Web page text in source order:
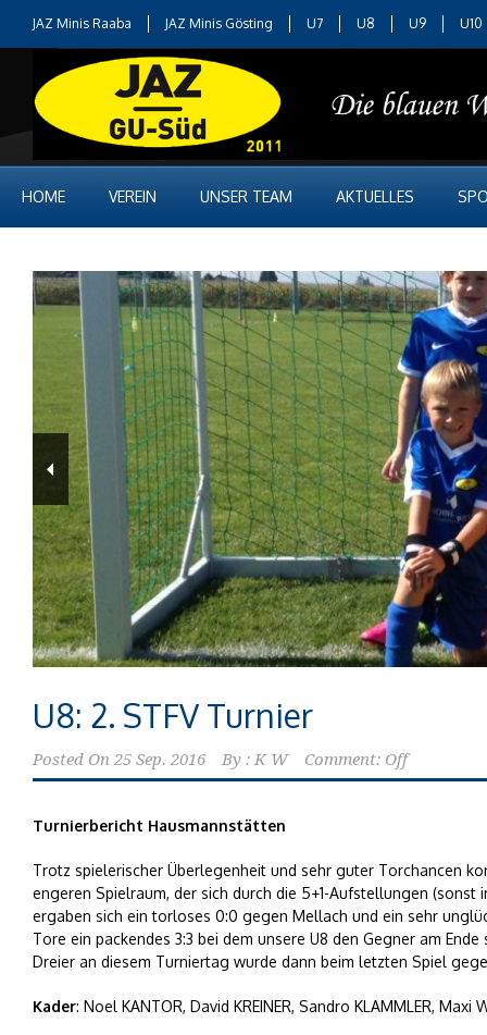
JAZ Minis Raaba JAZ Minis Gösting U7 U8 U9 U10
HOME VEREIN UNSER TEAM AKTUELLES
U8: 2. STFV Turnier
Posted On 25 Sep. 2016 By : K W Comment: Off
Turnierbericht Hausmannstätten
Trotz spielerischer Überlegenheit und sehr guter Torchancen
engeren Spielraum, der sich durch die 5+1-Aufstellungen
ergaben sich ein torloses 0:0 gegen Mellach und ein sehr
Tore ein packendes 3:3 bei dem unsere U8 den Gegner am
Dreier an diesem Turniertag wurde dann beim letzten Spiel
Kader: Noel KANTOR, David KREINER, Sandro KLAMMLER, Maxi